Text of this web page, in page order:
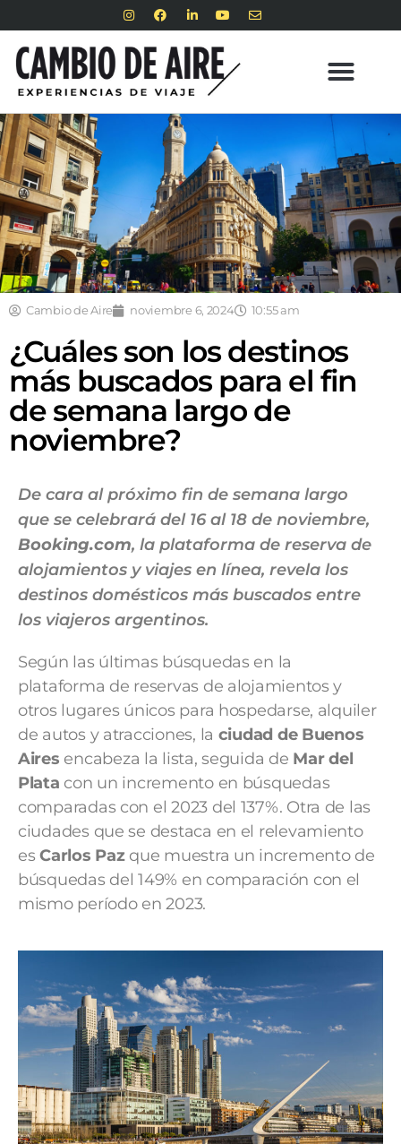
Cambio de Aire noviembre 6, 2024 10:55 am
¿Cuáles son los destinos
más buscados para el fin
de semana largo de
noviembre?
De cara al próximo fin de semana largo
que se celebrará del 16 al 18 de noviembre,
Booking.com, la plataforma de reserva de
alojamientos y viajes en línea, revela los
destinos domésticos más buscados entre
los viajeros argentinos.
Según las últimas búsquedas en la
plataforma de reservas de alojamientos y
otros lugares únicos para hospedarse, alquiler
de autos y atracciones, la ciudad de Buenos
Aires encabeza la lista, seguida de Mar del
Plata con un incremento en búsquedas
comparadas con el 2023 del 137%. Otra de las
ciudades que se destaca en el relevamiento
esCarlos Paz que muestra un incremento de
búsquedas del 149% en comparación con el
mismo período en 2023.